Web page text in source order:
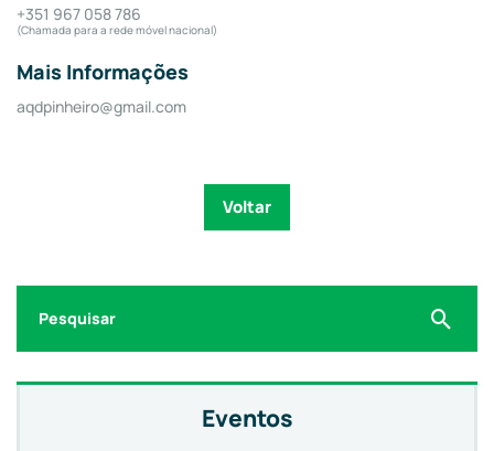
+351 967 058 786
(Chamada para a rede móvel nacional)
Mais Informações
aqdpinheiro@gmail.com
Voltar
for:
Eventos